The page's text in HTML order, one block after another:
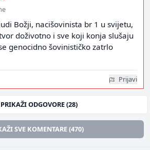
Božji, nacišovinista br 1 u svijetu,
doživotno i sve koji konja slušaju
genocidno šovinističko zatrlo
Prijavi
PRIKAŽI ODGOVORE (28)
SVE KOMENTARE (470)